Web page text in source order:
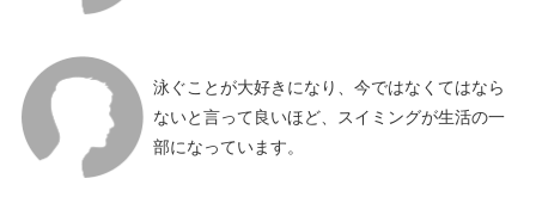
泳ぐことが大好きになり、 今ではなくてはなら
ないと言って良いほど、
スイミングが生活の一
部になっています。